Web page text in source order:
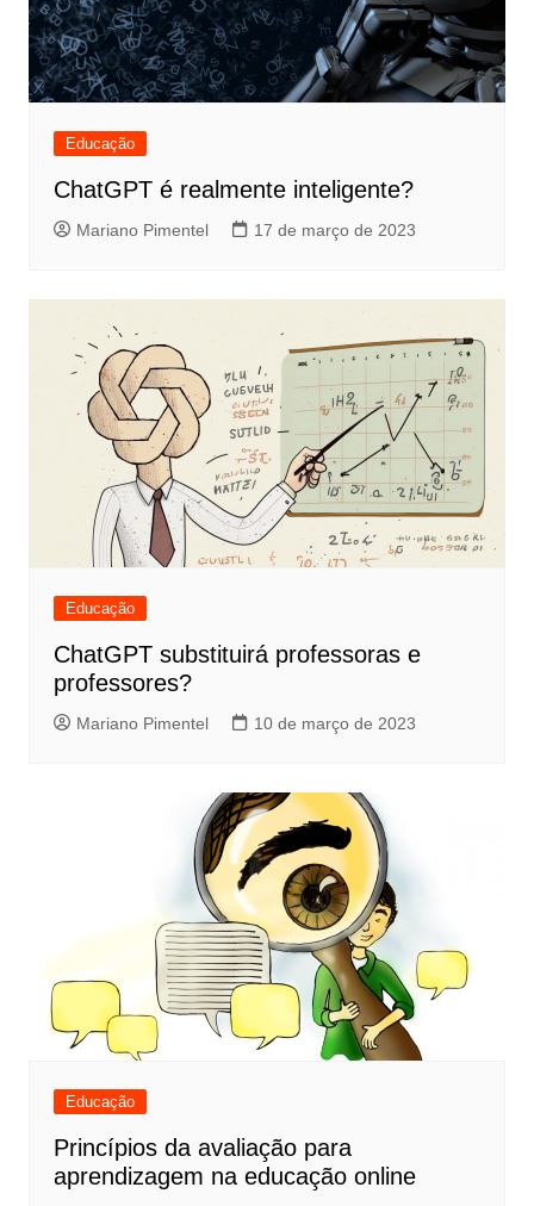
Educação
ChatGPT é realmente inteligente?
Mariano Pimentel 17 de março de 2023
Educação
ChatGPT substituirá professoras e
professores?
Mariano Pimentel 10 de março de 2023
Educação
Princípios da avaliação para
aprendizagem na educação online